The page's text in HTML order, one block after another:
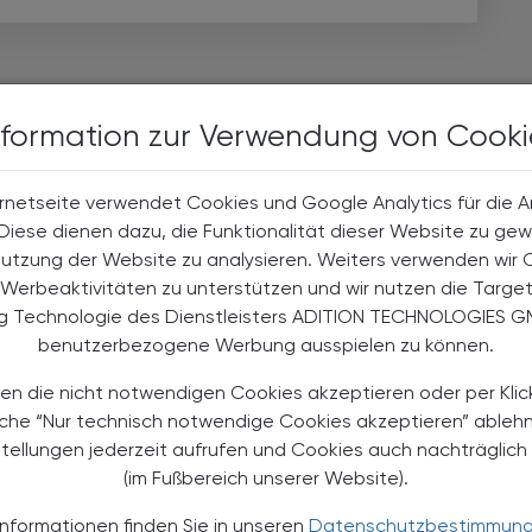
zur Verwendung von
verwendet Cookies und Google Analytics für die
dienen dazu, die Funktionalität dieser Website zu
der Website zu analysieren. Weiters verwenden wir
zu unterstützen und wir nutzen die
Technologie des Dienstleisters ADITION TECHNOLOGIES
benutzerbezogene Werbung ausspielen zu können.
die nicht notwendigen Cookies akzeptieren oder per
“Nur technisch notwendige Cookies akzeptieren”
jederzeit aufrufen und Cookies auch
(im Fußbereich unserer Website).
finden Sie in unseren
15.11.2025 - 30.05.2026
17.30 Uhr - die genauen Termine
Homepage
Therapeutische Möglichkeiten
evidenzbasierter
Phytotherapie